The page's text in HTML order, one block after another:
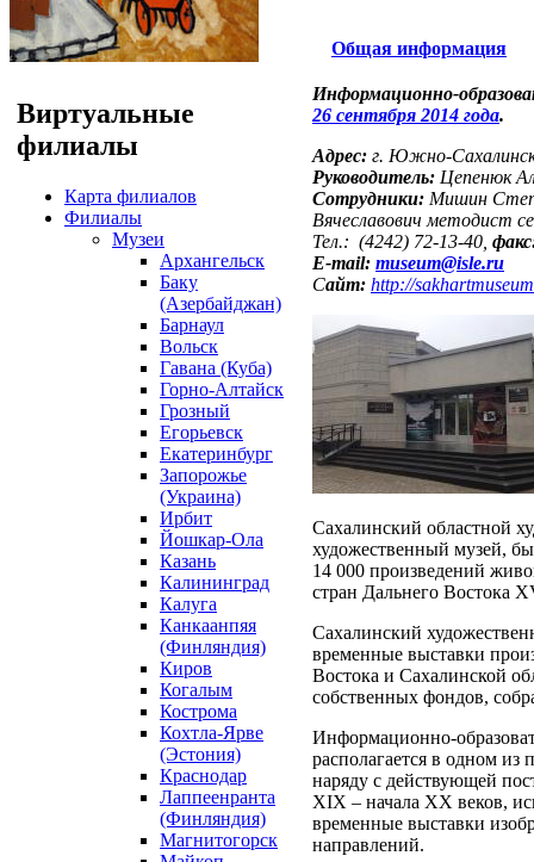
Виртуальные
филиалы
Карта филиалов
Филиалы
Музеи
Архангельск
Баку
(Азербайджан)
Барнаул
Вольск
Гавана (Куба)
Горно-Алтайск
Грозный
Егорьевск
Екатеринбург
Запорожье
(Украина)
Ирбит
Йошкар-Ола
Казань
Калининград
Калуга
Канкаанпяя
(Финляндия)
Киров
Когалым
Кострома
Кохтла-Ярве
(Эстония)
Краснодар
Лаппеенранта
(Финляндия)
Магнитогорск
Общая информация
Информационно-
26 сентября 2014 года.
Адрес: г. Южно-
Руководитель: Цепенюк
Сотрудники: Мишин
Вячеславович методист
Тел.: (4242) 72-13-40,
E-mail: museum@isle.ru
Сайт: http://
Сахалинский областной
художественный музей,
14 000 произведений
стран Дальнего Востока
Сахалинский
временные выставки
Востока и Сахалинской
собственных фондов,
Информационно-
располагается в одном из
наряду с действующей
XIX – начала XX веков,
временные выставки
направлений.